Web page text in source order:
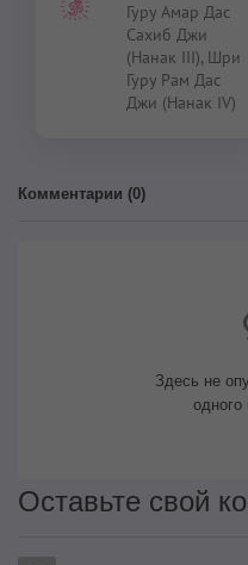
Гуру Амар Дас
Сахиб Джи
(Нанак III), Шри
Гуру Рам Дас
Джи (Нанак IV)
Комментарии (0)
Здесь не
одного
Оставьте свой